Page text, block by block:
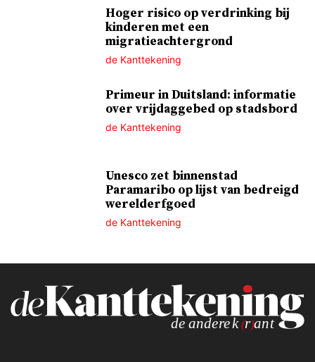
Hoger risico op verdrinking bij
kinderen met een
migratieachtergrond
de Kanttekening
Primeur in Duitsland: informatie
over vrijdaggebed op stadsbord
de Kanttekening
Unesco zet binnenstad
Paramaribo op lijst van bedreigd
werelderfgoed
de Kanttekening